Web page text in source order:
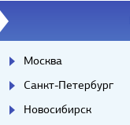
Москва
Санкт-Петербург
Новосибирск